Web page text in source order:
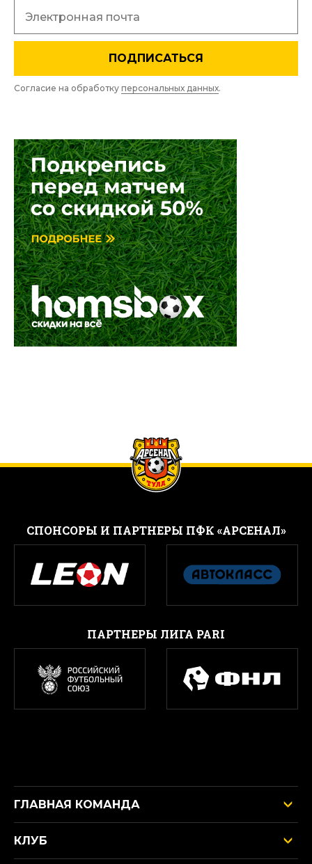
ПОДПИСАТЬСЯ
Согласие на обработку персональных данных.
CПОНСОРЫ И ПАРТНЕРЫ ПФК «АРСЕНАЛ»
ПАРТНЕРЫ ЛИГА PARI
ГЛАВНАЯ КОМАНДА
КЛУБ